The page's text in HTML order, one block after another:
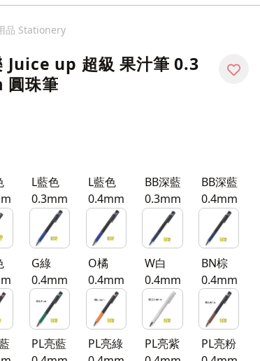
Juice up 超級 果汁筆 0.3
珠筆
L藍色
0.3mm
L藍色
0.4mm
BB深藍
0.3mm
BB深藍
0.4mm
G綠
0.4mm
O橘
0.4mm
W白
0.4mm
BN棕
0.4mm
PL亮藍
PL亮綠
PL亮紫
PL亮粉
品 Stationery